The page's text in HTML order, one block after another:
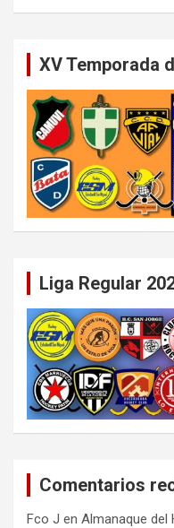
XV Temporada
Liga Regular
Comentarios
Fco J en Almanaque del